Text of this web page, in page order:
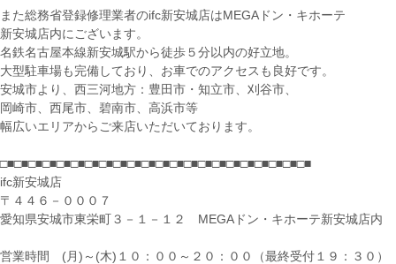
また総務省登録修理業者のifc新安城店はMEGAドン・キホーテ
新安城店内にございます。
名鉄名古屋本線新安城駅から徒歩５分以内の好立地。
大型駐車場も完備しており、お車でのアクセスも良好です。
安城市より、西三河地方：豊田市・知立市、刈谷市、
岡崎市、西尾市、碧南市、高浜市等
幅広いエリアからご来店いただいております。
□■□■□■□■□■□■□■□■□■□■□■□■□■□■□■□■□■□■□■□■□■□■
ifc新安城店
〒４４６－０００７
愛知県安城市東栄町３－１－１２ MEGAドン・キホーテ新安城店内
営業時間 (月)～(木)１０：００～２０：００（最終受付１９：３０）